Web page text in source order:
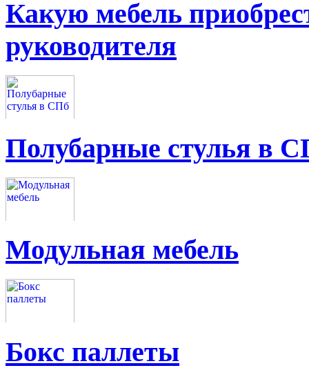
Какую мебель
руководителя
Полубарные стулья в
Модульная мебель
Бокс паллеты